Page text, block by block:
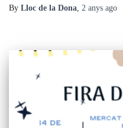
By Lloc de la Dona, 2 anys ago